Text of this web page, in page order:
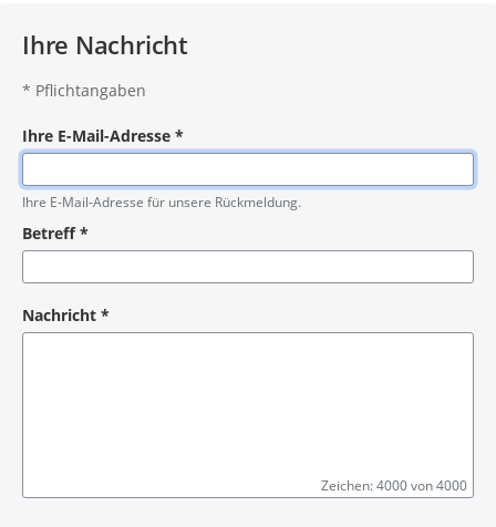
Ihre Nachricht
* Pflichtangaben
Ihre E-Mail-Adresse *
Pflichtangabe
Ihre E-Mail-Adresse für unsere Rückmeldung.
Betreff*
Nachricht *
Zeichen: 4000 von 4000